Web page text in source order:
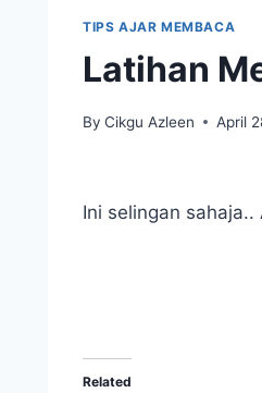
TIPS AJAR MEMBACA
Latihan
By Cikgu Azleen April
Ini selingan
Related